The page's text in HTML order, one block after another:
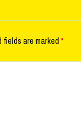
fields are marked *